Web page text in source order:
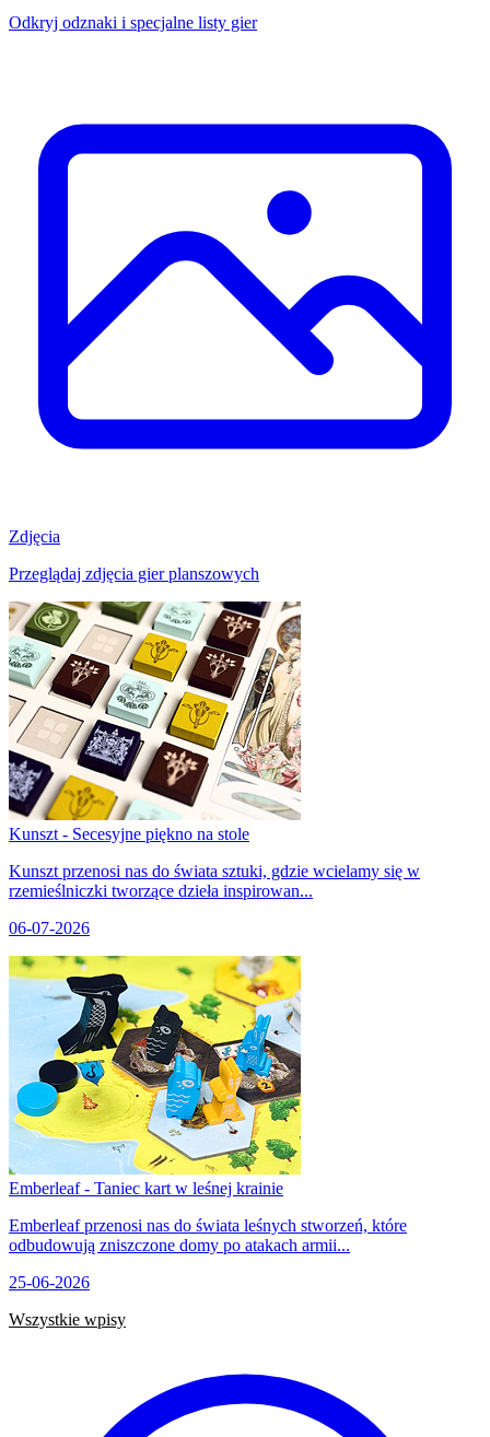
Odkryj odznaki i specjalne listy gier
Zdjęcia
Przeglądaj zdjęcia gier planszowych
Kunszt - Secesyjne piękno na stole
Kunszt przenosi nas do świata sztuki, gdzie wcielamy się w
rzemieślniczki tworzące dzieła inspirowan...
06-07-2026
Emberleaf - Taniec kart w leśnej krainie
Emberleaf przenosi nas do świata leśnych stworzeń, które
odbudowują zniszczone domy po atakach armii...
25-06-2026
Wszystkie wpisy